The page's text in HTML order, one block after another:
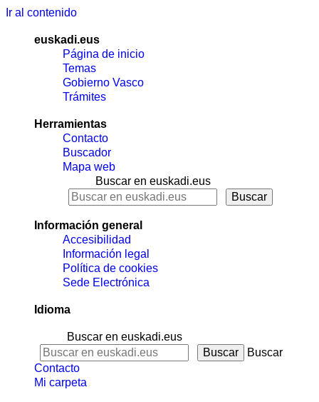
Ir al contenido
euskadi.eus
Página de inicio
Temas
Gobierno Vasco
Trámites
Herramientas
Contacto
Buscador
Mapa web
Buscar en euskadi.eus
Información general
Accesibilidad
Información legal
Política de cookies
Sede Electrónica
Idioma
Buscar en euskadi.eus
Buscar
Contacto
Mi carpeta